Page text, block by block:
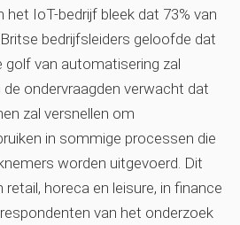
het IoT-bedrijf bleek dat 73% van
bedrijfsleiders geloofde dat
golf van automatisering zal
de ondervraagden verwacht dat
zal versnellen om
in sommige processen die
worden uitgevoerd. Dit
horeca en leisure, in finance
van het onderzoek